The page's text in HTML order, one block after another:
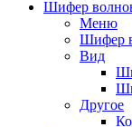
Шифер
Меню
Шифер
Вид
Другое